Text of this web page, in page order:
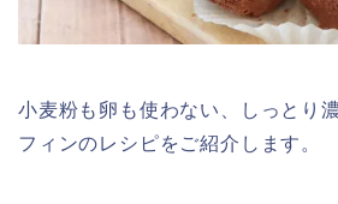
小麦粉も卵も使わない、しっとり
フィンのレシピをご紹介します。